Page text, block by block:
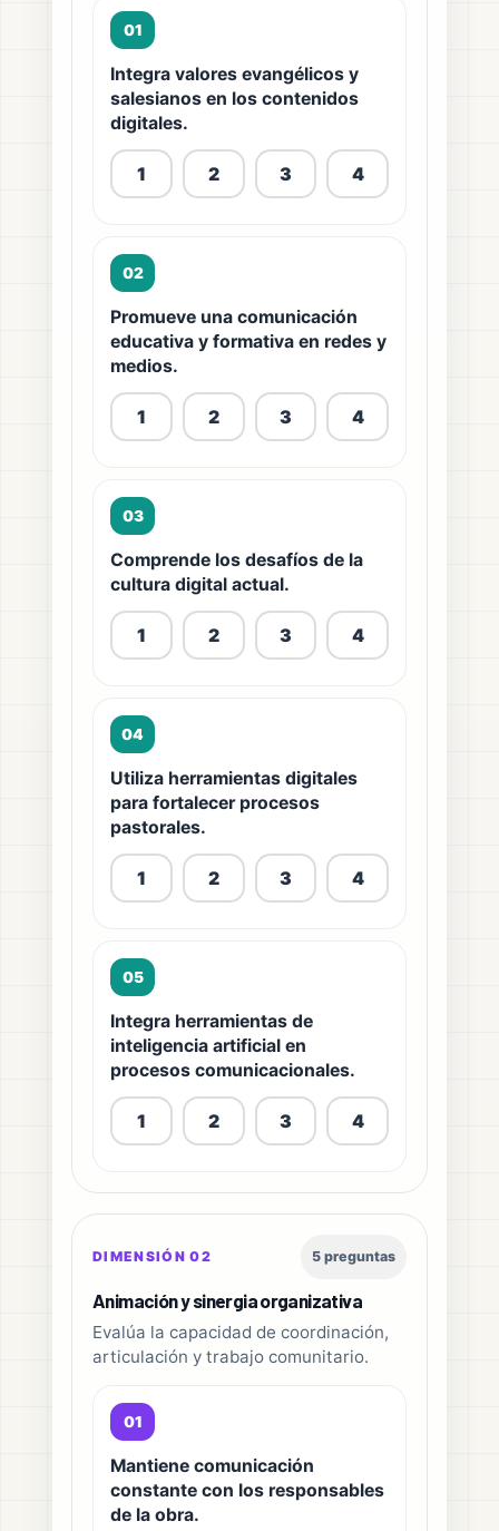
01
Integra valores evangélicos y
salesianos en los contenidos
digitales.
1 2 3 4
02
Promueve una comunicación
educativa y formativa en redes y
medios.
1 2 3 4
03
Comprende los desafíos de la
cultura digital actual.
1 2 3 4
04
Utiliza herramientas digitales
para fortalecer procesos
pastorales.
1 2 3 4
05
Integra herramientas de
inteligencia artificial en
procesos comunicacionales.
1 2 3 4
DIMENSIÓN 02 5 preguntas
Animación y sinergia organizativa
Evalúa la capacidad de coordinación,
articulación y trabajo comunitario.
01
Mantiene comunicación
constante con los responsables
de la obra.